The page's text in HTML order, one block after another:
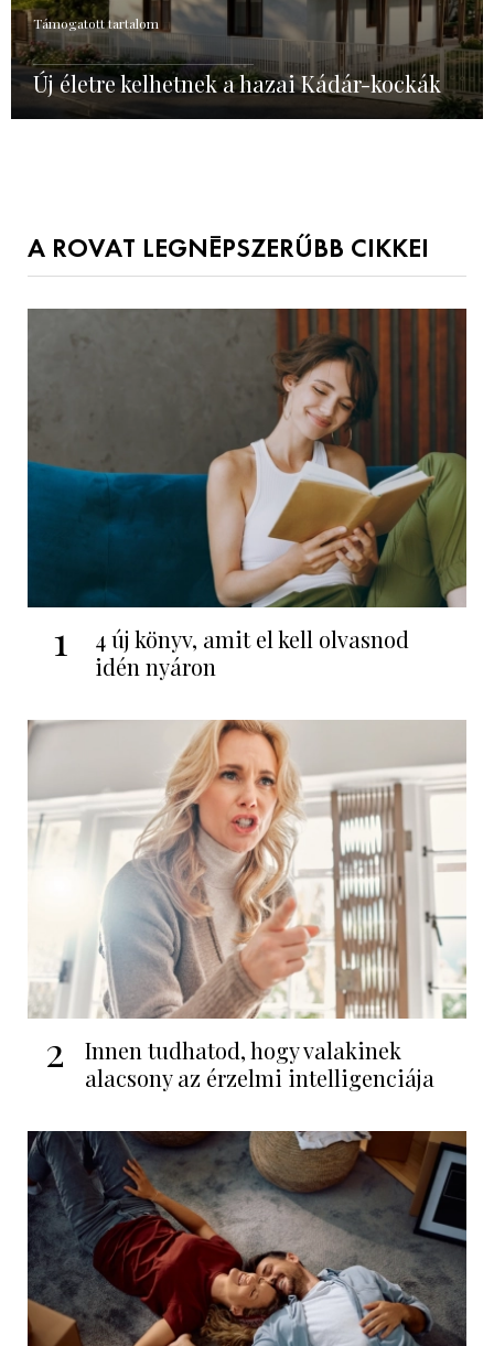
Támogatott tartalom
Új életre kelhetnek a hazai Kádár-kockák
A ROVAT LEGNÉPSZERŰBB CIKKEI
1
4 új könyv, amit el kell olvasnod
idén nyáron
2
Innen tudhatod, hogy valakinek
alacsony az érzelmi intelligenciája